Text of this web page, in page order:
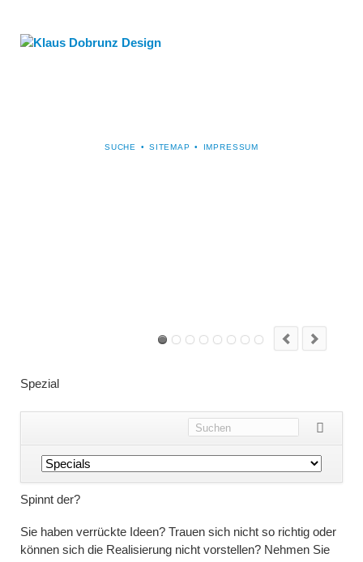
NAVIGATION
SUCHE SITEMAP IMPRESSUM
Spezial
Navigation
überspringen
Spinnt der?
Sie haben verrückte Ideen? Trauen sich nicht so richtig oder
können sich die Realisierung nicht vorstellen? Nehmen Sie